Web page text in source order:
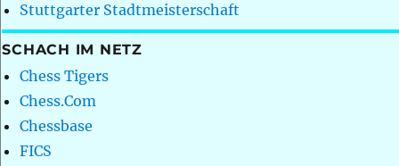
Stuttgarter Stadtmeisterschaft
SCHACH IM NETZ
Chess Tigers
Chess.Com
Chessbase
FICS